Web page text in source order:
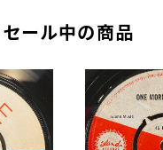
セール中の商品